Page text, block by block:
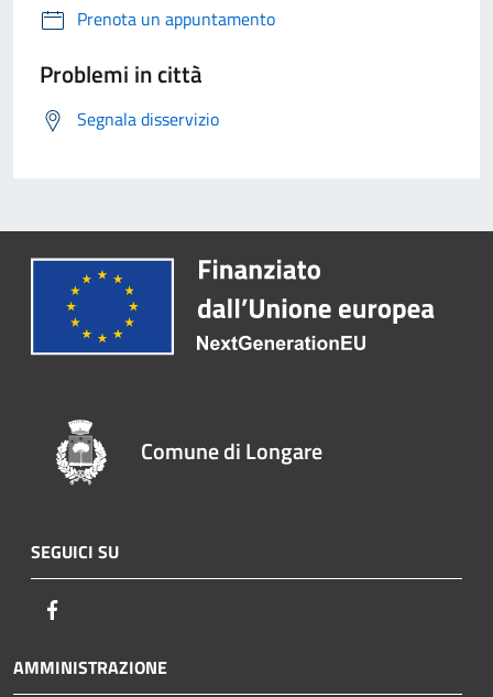
Prenota un appuntamento
Problemi in città
Segnala disservizio
Comune di Longare
SEGUICI SU
AMMINISTRAZIONE